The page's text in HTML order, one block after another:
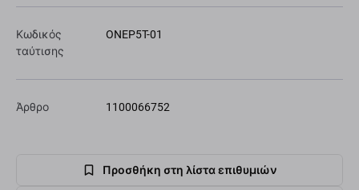
Κωδικός
ταύτισης
ONEP5T-01
Άρθρο 1100066752
Προσθήκη στη λίστα επιθυμιών